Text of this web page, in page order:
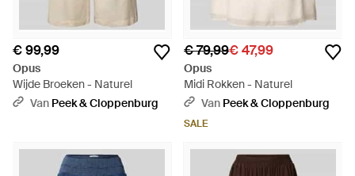
€ 99,99
Opus
Wijde Broeken - Naturel
Van Peek & Cloppenburg
€ 79,99€ 47,99
Opus
Midi Rokken - Naturel
Van Peek & Cloppenburg
SALE